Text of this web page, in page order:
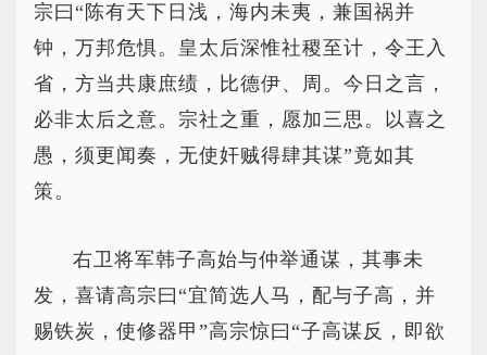
宗曰“陈有天下日浅，海内未夷，兼国祸并
钟，万邦危惧。皇太后深惟社稷至计，令王入
省，方当共康庶绩，比德伊、周。今日之言，
必非太后之意。宗社之重，愿加三思。以喜之
愚，须更闻奏，无使奸贼得肆其谋”竟如其
策。
右卫将军韩子高始与仲举通谋，其事未
发，喜请高宗曰“宜简选人马，配与子高，并
赐铁炭，使修器甲”高宗惊曰“子高谋反，即欲